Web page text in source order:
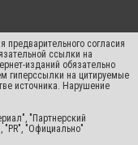
предварительного согласия
ссылки на
изданий обязательно
гиперссылки на цитируемые
источника. Нарушение
"Партнерский
"PR", "Официально"